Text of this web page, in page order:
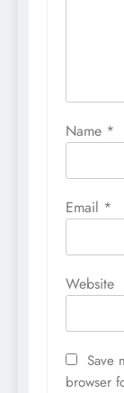
Name *
Email *
Website
Save
browser